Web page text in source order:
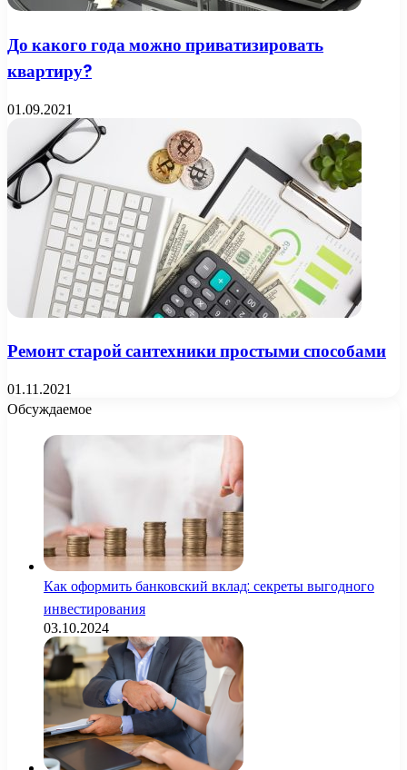
До какого года можно приватизировать
квартиру?
01.09.2021
Ремонт старой сантехники простыми способами
01.11.2021
Обсуждаемое
Как оформить банковский вклад: секреты выгодного
инвестирования
03.10.2024